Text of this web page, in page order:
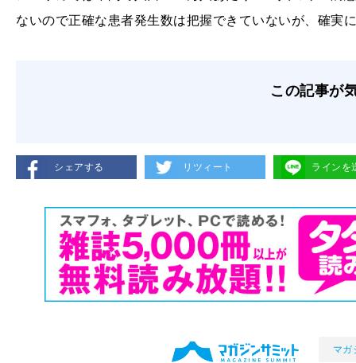
ないので正確な患者発生数は把握できていないが、確実
この記事が
シェアする リツィート ラインを
マガ